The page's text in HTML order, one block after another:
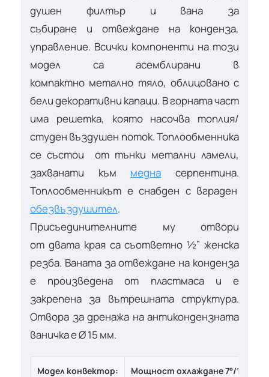
душен филтър и вана за
събиране и отвеждане на конденза,
управление. Всички компоненти на този
модел са асемблирани в
компактно метално тяло, облицовано с
бели декоративни капаци. В горната част
има решетка, която насочва топлия/
студен въздушен поток. Топлообменника
се състои от тънки метални ламели,
захванати към медна серпентина.
Топлообменникът е снабден с вграден
обезвъздушител.
Присъединителните му отвори
от двата края са съответно ½” женска
резба. Ваната за отвеждане на конденза
е произведена от пластмаса и е
закрепена за вътрешната структура.
Отвора за дренажа на антикондензната
ваничка е Ø 15 мм.
Модел конвектор: Мощност охлаждане 7°/12°С